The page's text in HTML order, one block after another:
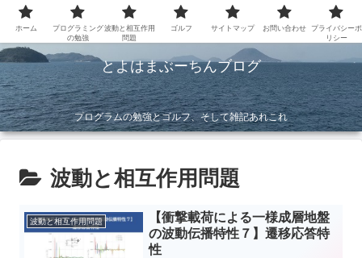
とよはまぶーちんブログ
プログラムの勉強とゴルフ、そして雑記あれこれ
波動と相互作用問題
波動と相互作用問題
【衝撃載荷による一様成層地盤
の波動伝播特性７】遷移応答特
性
ホーム
プログラミング
の勉強
波動と相互作用
問題
ゴルフ サイトマップ お問い合わせ
プライバシーポ
リシー